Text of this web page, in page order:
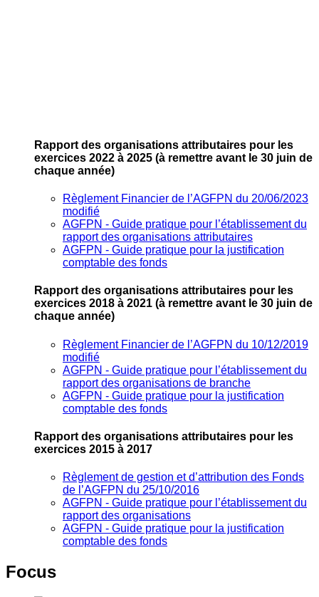
Rapport des organisations attributaires pour les
exercices 2022 à 2025 (à remettre avant le 30 juin de
chaque année)
Règlement Financier de l’AGFPN du 20/06/2023
modifié
AGFPN ‐ Guide pratique pour l’établissement du
rapport des organisations attributaires
AGFPN ‐ Guide pratique pour la justification
comptable des fonds
Rapport des organisations attributaires pour les
exercices 2018 à 2021 (à remettre avant le 30 juin de
chaque année)
Règlement Financier de l’AGFPN du 10/12/2019
modifié
AGFPN ‐ Guide pratique pour l’établissement du
rapport des organisations de branche
AGFPN ‐ Guide pratique pour la justification
comptable des fonds
Rapport des organisations attributaires pour les
exercices 2015 à 2017
Règlement de gestion et d’attribution des Fonds
de l’AGFPN du 25/10/2016
AGFPN ‐ Guide pratique pour l’établissement du
rapport des organisations
AGFPN ‐ Guide pratique pour la justification
comptable des fonds
Focus